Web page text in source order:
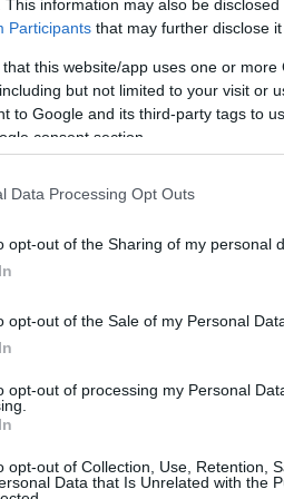
This information may also be
Participants that may further disclose
that this website/app uses one or
but not limited to your visit or
to Google and its third-party tags to
consent section.
Data Processing Opt Outs
opt-out of the Sharing of my personal
opt-out of the Sale of my Personal
opt-out of processing my Personal
opt-out of Collection, Use, Retention,
Data that Is Unrelated with the
στην τοπική κοινωνία.
τον σύζυγό της
της Ευθύμιο, Νίκο
με συγγενείς και φίλους
φίλοι και κάτοικοι της
Ιερό Ναό Κοιμήσεως της
Ακολουθία μέσα σε